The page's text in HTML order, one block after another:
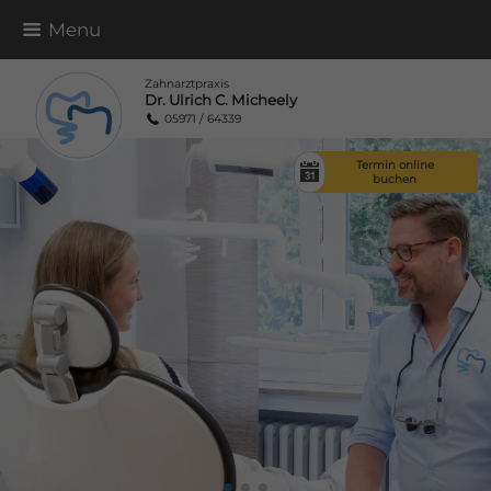
Menu
Zahnarztpraxis
Dr. Ulrich C. Micheely
05971 / 64339
Termin online
buchen